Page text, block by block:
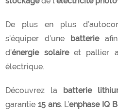
De plus en plus
s’équiper d’une batterie
d’énergie solaireet pallier
électrique.
Découvrez la batterie
garantie 15 ans. L’enphase IQ